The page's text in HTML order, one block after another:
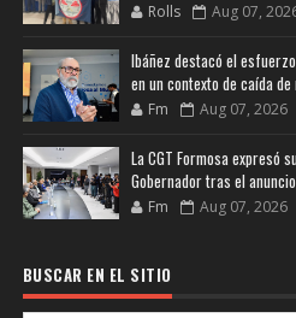
Rolls Aug 07,
Ibáñez destacó el
en un contexto de caída
Fm Aug 07, 2026
La CGT Formosa expresó
Gobernador tras el
Fm Aug 07, 2026
BUSCAR EN EL SITIO